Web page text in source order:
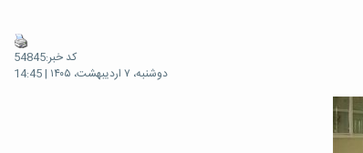
کد خبر:54845
دوشنبه، ۷ اردیبهشت، ۱۴۰۵ | 14:45